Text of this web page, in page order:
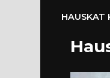
HAUSKAT